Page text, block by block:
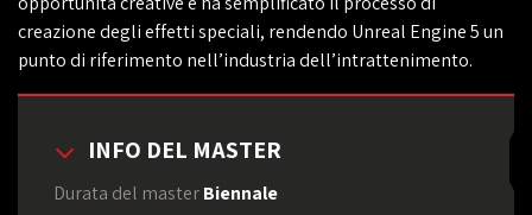
creazione degli effetti speciali, rendendo Unreal Engine 5 un
punto di riferimento nell’industria dell’intrattenimento.
INFO DEL MASTER
Durata del masterBiennale